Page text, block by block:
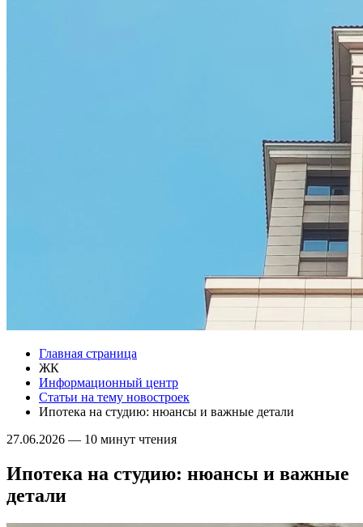
Главная страница
ЖК
Информационный центр
Статьи на тему новостроек
Ипотека на студию: нюансы и важные детали
27.06.2026 — 10 минут чтения
Ипотека на студию: нюансы и важные
детали